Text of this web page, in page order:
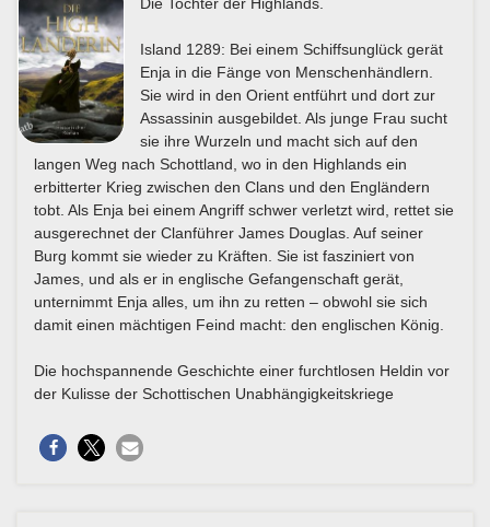
Island 1289: Bei einem Schiffsunglück gerät
Enja in die Fänge von Menschenhändlern.
Sie wird in den Orient entführt und dort zur
Assassinin ausgebildet. Als junge Frau sucht
sie ihre Wurzeln und macht sich auf den
langen Weg nach Schottland, wo in den Highlands ein
erbitterter Krieg zwischen den Clans und den Engländern
tobt. Als Enja bei einem Angriff schwer verletzt wird, rettet sie
ausgerechnet der Clanführer James Douglas. Auf seiner
Burg kommt sie wieder zu Kräften. Sie ist fasziniert von
James, und als er in englische Gefangenschaft gerät,
unternimmt Enja alles, um ihn zu retten – obwohl sie sich
damit einen mächtigen Feind macht: den englischen König.
Die hochspannende Geschichte einer furchtlosen Heldin vor
der Kulisse der Schottischen Unabhängigkeitskriege